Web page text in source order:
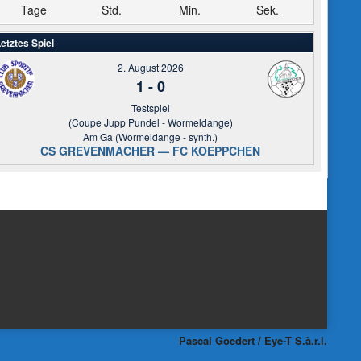
Tage Std. Min. Sek.
Spiel
2. August 2026
1 -0
Testspiel
(Coupe Jupp Pundel - Wormeldange)
Am Ga (Wormeldange - synth.)
CS GREVENMACHER — FC KOEPPCHEN
Pascal Goedert / Eye-T S.à.r.l.